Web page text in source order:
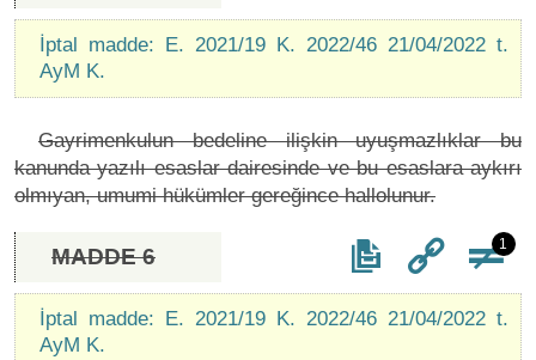
İptal madde: E. 2021/19 K. 2022/46 21/04/2022 t.
AyM K.
Gayrimenkulun bedeline ilişkin uyuşmazlıklar bu
kanunda yazılı esaslar dairesinde ve bu esaslara aykırı
olmıyan, umumi hükümler gereğince hallolunur.
MADDE 6 1
İptal madde: E. 2021/19 K. 2022/46 21/04/2022 t.
AyM K.